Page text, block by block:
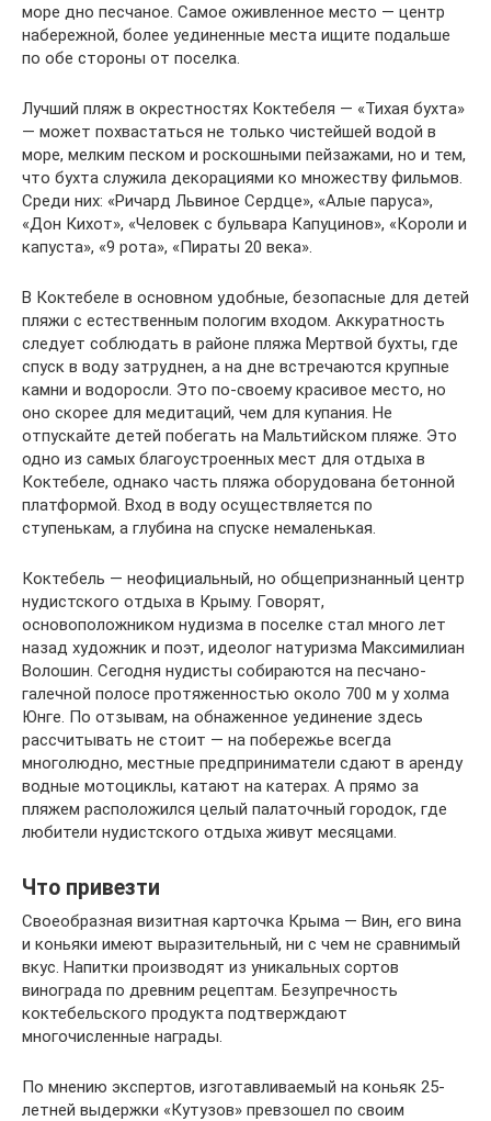
море дно песчаное. Самое оживленное место — центр
набережной, более уединенные места ищите подальше
по обе стороны от поселка.
Лучший пляж в окрестностях Коктебеля — «Тихая бухта»
— может похвастаться не только чистейшей водой в
море, мелким песком и роскошными пейзажами, но и тем,
что бухта служила декорациями ко множеству фильмов.
Среди них: «Ричард Львиное Сердце», «Алые паруса»,
«Дон Кихот», «Человек с бульвара Капуцинов», «Короли и
капуста», «9 рота», «Пираты 20 века».
В Коктебеле в основном удобные, безопасные для детей
пляжи с естественным пологим входом. Аккуратность
следует соблюдать в районе пляжа Мертвой бухты, где
спуск в воду затруднен, а на дне встречаются крупные
камни и водоросли. Это по-своему красивое место, но
оно скорее для медитаций, чем для купания. Не
отпускайте детей побегать на Мальтийском пляже. Это
одно из самых благоустроенных мест для отдыха в
Коктебеле, однако часть пляжа оборудована бетонной
платформой. Вход в воду осуществляется по
ступенькам, а глубина на спуске немаленькая.
Коктебель — неофициальный, но общепризнанный центр
нудистского отдыха в Крыму. Говорят,
основоположником нудизма в поселке стал много лет
назад художник и поэт, идеолог натуризма Максимилиан
Волошин. Сегодня нудисты собираются на песчано-
галечной полосе протяженностью около 700 м у холма
Юнге. По отзывам, на обнаженное уединение здесь
рассчитывать не стоит — на побережье всегда
многолюдно, местные предприниматели сдают в аренду
водные мотоциклы, катают на катерах. А прямо за
пляжем расположился целый палаточный городок, где
любители нудистского отдыха живут месяцами.
Что привезти
Своеобразная визитная карточка Крыма — Вин, его вина
и коньяки имеют выразительный, ни с чем не сравнимый
вкус. Напитки производят из уникальных сортов
винограда по древним рецептам. Безупречность
коктебельского продукта подтверждают
многочисленные награды.
По мнению экспертов, изготавливаемый на коньяк 25-
летней выдержки «Кутузов» превзошел по своим